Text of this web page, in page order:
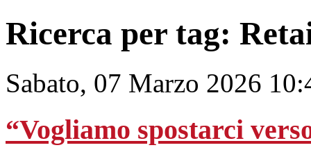
Ricerca per tag:
Sabato, 07 Marzo 2026
“Vogliamo spostarci